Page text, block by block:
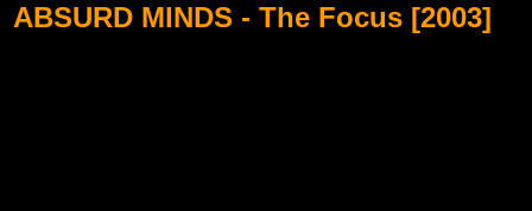
ABSURD MINDS - The Focus [2003]